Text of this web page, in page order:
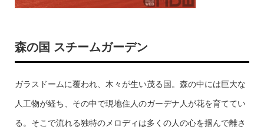
森の国 スチームガーデン
ガラスドームに覆われ、木々が生い茂る国。森の中には巨大な
人工物が経ち、その中で現地住人のガーデナ人が花を育ててい
る。そこで流れる独特のメロディは多くの人の心を掴んで離さ